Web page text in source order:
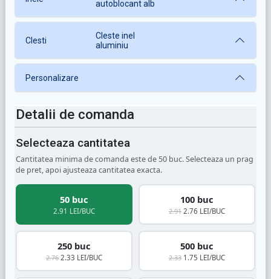
autoblocant alb
Clesti
Cleste inel
aluminiu
Personalizare
Detalii de comanda
Selecteaza cantitatea
Cantitatea minima de comanda este de 50 buc. Selecteaza un prag
de pret, apoi ajusteaza cantitatea exacta.
50 buc
2.91 LEI/BUC
100 buc
2.91 2.76 LEI/BUC
250 buc
2.76 2.33 LEI/BUC
500 buc
2.33 1.75 LEI/BUC